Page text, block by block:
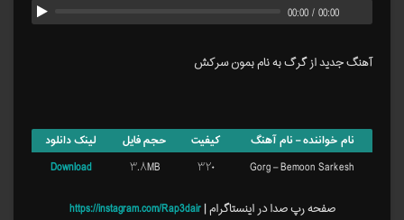
00:00/00:00
آهنگ جدید از گرگ به نام بمون سرکش
نام خواننده – نام آهنگ کیفیت حجم فایل
لینک دانلود
Gorg – Bemoon Sarkesh
۳۲۰ ۳.۸MB Download
صفحه رپ صدا در اینستاگرام |https://instagram.com/Rap3dair